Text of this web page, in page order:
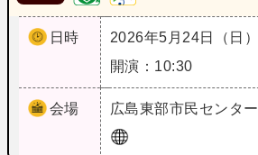
日時
2026年5月24日（日）
開演：10:30
会場 広島東部市民センター